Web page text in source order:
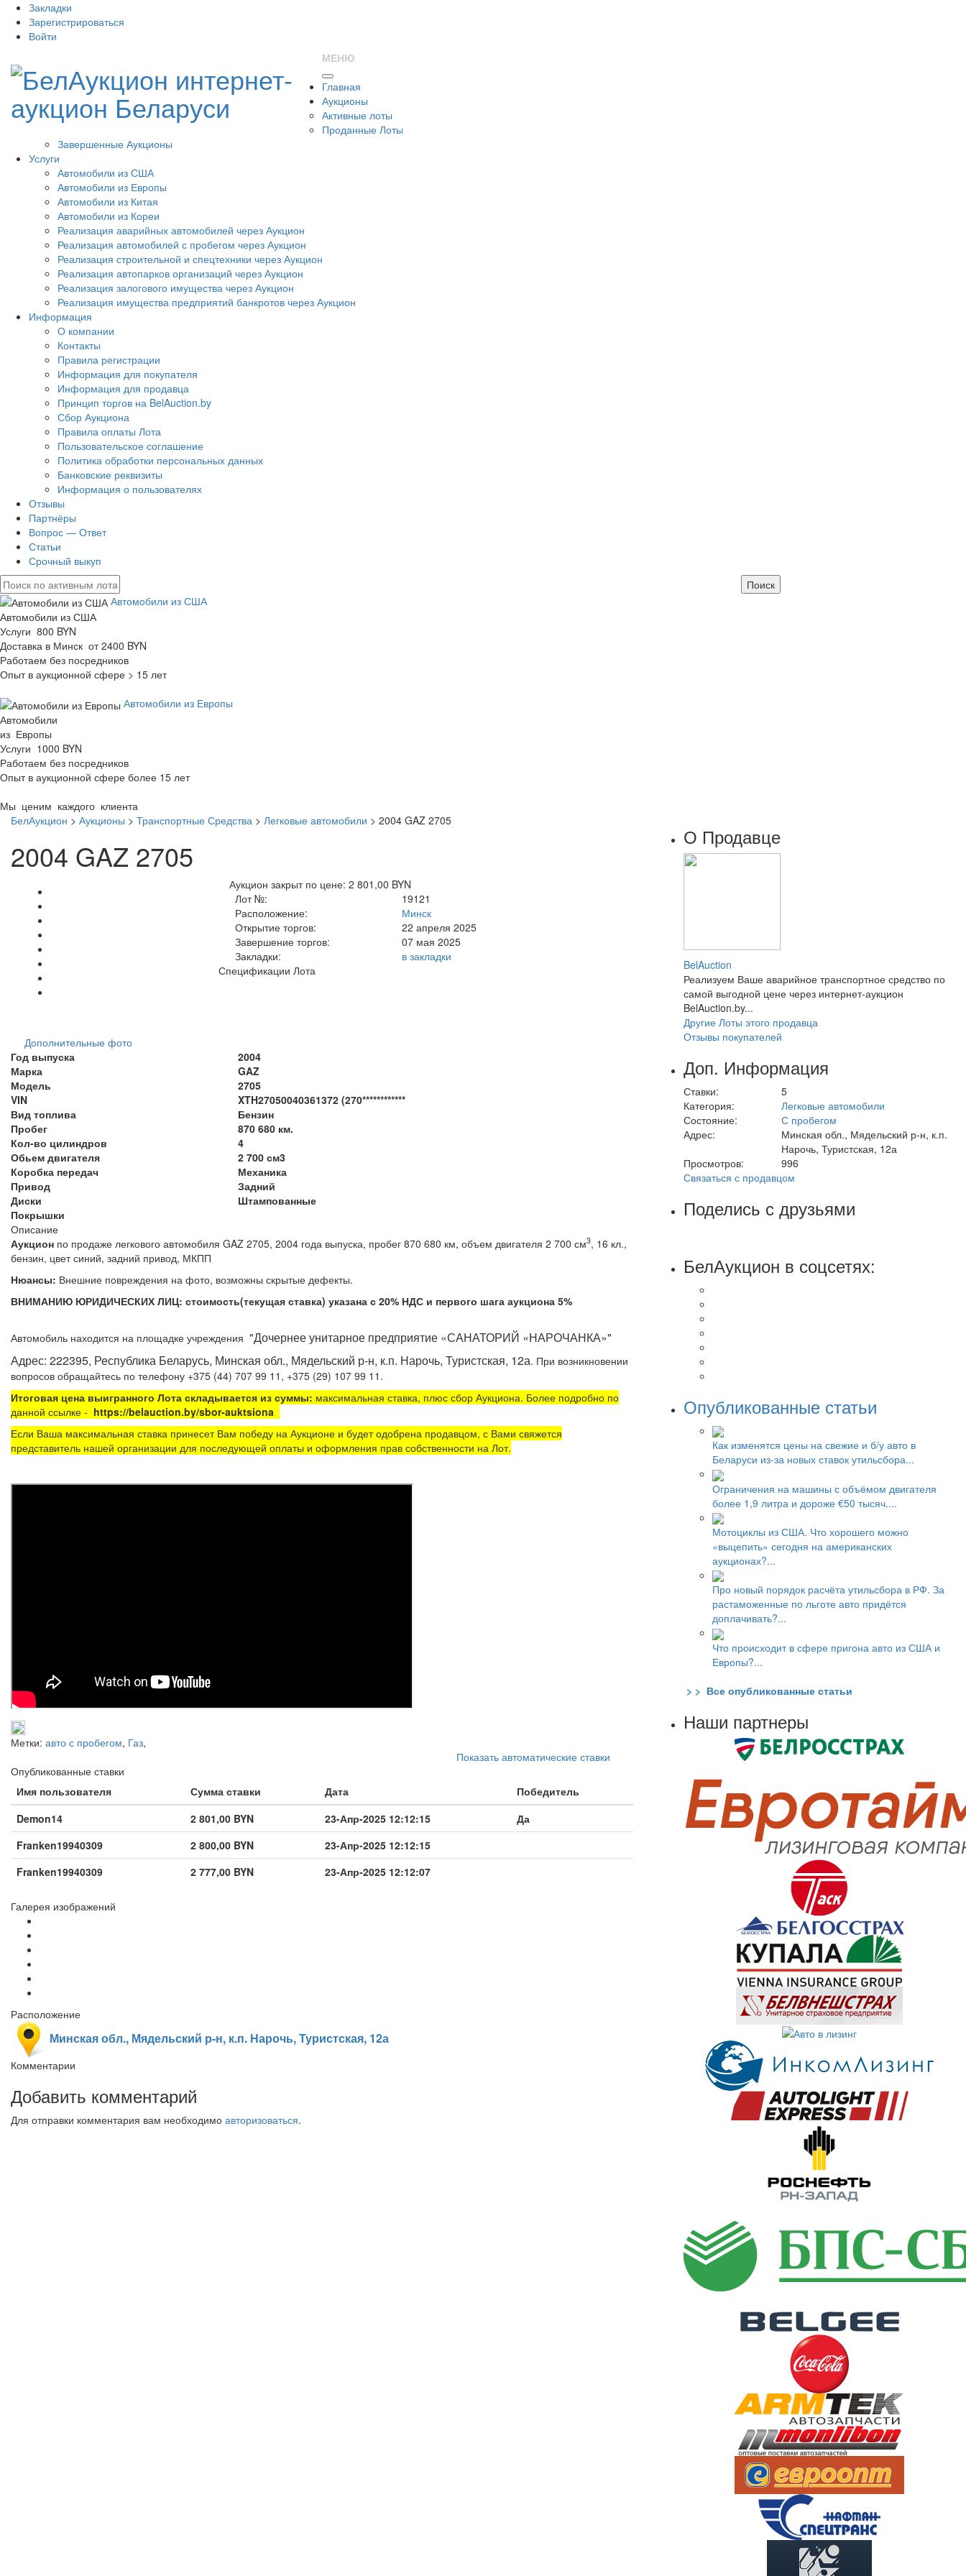
Закладки
Зарегистрироваться
Войти
МЕНЮ
Главная
Аукционы
Активные лоты
Проданные Лоты
Завершенные Аукционы
Услуги
Автомобили из США
Автомобили из Европы
Автомобили из Китая
Автомобили из Кореи
Реализация аварийных автомобилей через Аукцион
Реализация автомобилей с пробегом через Аукцион
Реализация строительной и спецтехники через Аукцион
Реализация автопарков организаций через Аукцион
Реализация залогового имущества через Аукцион
Реализация имущества предприятий банкротов через Аукцион
Информация
О компании
Контакты
Правила регистрации
Информация для покупателя
Информация для продавца
Принцип торгов на BelAuction.by
Сбор Аукциона
Правила оплаты Лота
Пользовательское соглашение
Политика обработки персональных данных
Банковские реквизиты
Информация о пользователях
Отзывы
Партнёры
Вопрос — Ответ
Статьи
Срочный выкуп
Автомобили из США
Автомобили из США
Услуги 800 BYN
Доставка в Минск от 2400 BYN
Работаем без посредников
Опыт в аукционной сфере > 15 лет
Автомобили из Европы
Автомобили
из Европы
Услуги 1000 BYN
Работаем без посредников
Опыт в аукционной сфере более 15 лет
Мы ценим каждого клиента
БелАукцион > Аукционы > Транспортные Средства > Легковые автомобили > 2004 GAZ 2705
2004 GAZ 2705
Дополнительные фото
Аукцион закрыт по цене: 2 801,00 BYN
Лот №:
19121
Расположение:
Минск
Открытие торгов:
22 апреля 2025
Завершение торгов:
07 мая 2025
Закладки:
в закладки
Спецификации Лота
Год выпуска
2004
Марка
GAZ
Модель
2705
VIN
XTH27050040361372 (270************
Вид топлива
Бензин
Пробег
870 680 км.
Кол-во цилиндров
4
Обьем двигателя
2 700 см3
Коробка передач
Механика
Привод
Задний
Диски
Штампованные
Покрышки
Описание
Аукцион по продаже легкового автомобиля GAZ 2705, 2004 года выпуска, пробег 870 680 км, объем двигателя 2 700 см3, 16 кл.,
бензин, цвет синий, задний привод, МКПП
Нюансы: Внешние повреждения на фото, возможны скрытые дефекты.
ВНИМАНИЮ ЮРИДИЧЕСКИХ ЛИЦ: стоимость(текущая ставка) указана с 20% НДС и первого шага аукциона 5%
Автомобиль находится на площадке учреждения "Дочернее унитарное предприятие «САНАТОРИЙ «НАРОЧАНКА»"
Адрес: 222395, Республика Беларусь, Минская обл., Мядельский р-н, к.п. Нарочь, Туристская, 12а. При возникновении
вопросов обращайтесь по телефону +375 (44) 707 99 11, +375 (29) 107 99 11.
Итоговая цена выигранного Лота складывается из суммы: максимальная ставка, плюс сбор Аукциона. Более подробно по
данной ссылке - https://belauction.by/sbor-auktsiona
Если Ваша максимальная ставка принесет Вам победу на Аукционе и будет одобрена продавцом, с Вами свяжется
представитель нашей организации для последующей оплаты и оформления прав собственности на Лот.
Метки: авто с пробегом, Газ,
Показать автоматические ставки
Опубликованные ставки
Имя пользователя
Сумма ставки Дата
Победитель
Demon14
2 801,00 BYN 23-Апр-2025 12:12:15
Да
Franken19940309
2 800,00 BYN
23-Апр-2025 12:12:15
Franken19940309
2 777,00 BYN 23-Апр-2025 12:12:07
Галерея изображений
Расположение
Минская обл., Мядельский р-н, к.п. Нарочь, Туристская, 12а
Комментарии
Добавить комментарий
Для отправки комментария вам необходимо авторизоваться.
О Продавце
BelAuction
Реализуем Ваше аварийное транспортное средство по
самой выгодной цене через интернет-аукцион
BelAuction.by...
Другие Лоты этого продавца
Отзывы покупателей
Доп. Информация
Ставки:
5
Категория:
Легковые автомобили
Состояние:
С пробегом
Адрес:
Минская обл., Мядельский р-н, к.п.
Нарочь, Туристская, 12а
Просмотров:
996
Связаться с продавцом
Поделись с друзьями
БелАукцион в соцсетях:
Опубликованные статьи
Как изменятся цены на свежие и б/у авто в
Беларуси из-за новых ставок утильсбора...
Ограничения на машины с объёмом двигателя
более 1,9 литра и дороже €50 тысяч....
Мотоциклы из США. Что хорошего можно
«выцепить» сегодня на американских
аукционах?...
Про новый порядок расчёта утильсбора в РФ. За
растаможенные по льготе авто придётся
доплачивать?...
Что происходит в сфере пригона авто из США и
Европы?...
> > Все опубликованные статьи
Наши партнеры